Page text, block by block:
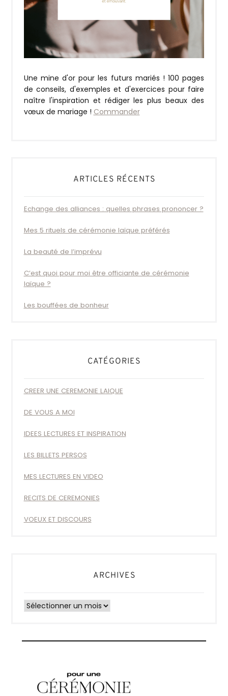
Une mine d'or pour les futurs mariés ! 100 pages
de conseils, d'exemples et d'exercices pour faire
naître l'inspiration et rédiger les plus beaux des
vœux de mariage ! Commander
ARTICLES RÉCENTS
Echange des alliances : quelles phrases prononcer ?
Mes 5 rituels de cérémonie laïque préférés
La beauté de l’imprévu
C’est quoi pour moi être officiante de cérémonie
laïque ?
Les bouffées de bonheur
CATÉGORIES
CREER UNE CEREMONIE LAIQUE
DE VOUS A MOI
IDEES LECTURES ET INSPIRATION
LES BILLETS PERSOS
MES LECTURES EN VIDEO
RECITS DE CEREMONIES
VOEUX ET DISCOURS
ARCHIVES
Archives